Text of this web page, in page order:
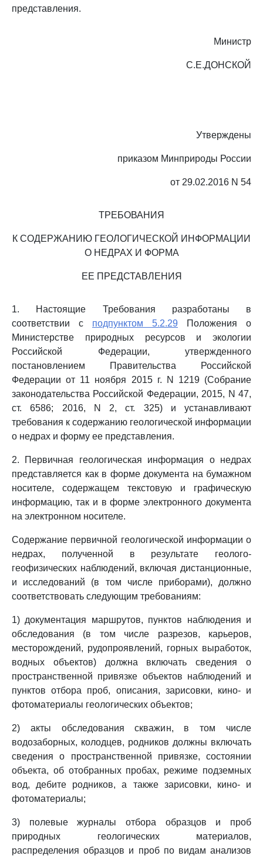
представления.
Министр
С.Е.ДОНСКОЙ
Утверждены
приказом Минприроды России
от 29.02.2016 N 54
ТРЕБОВАНИЯ
К СОДЕРЖАНИЮ ГЕОЛОГИЧЕСКОЙ ИНФОРМАЦИИ
О НЕДРАХ И ФОРМА
ЕЕ ПРЕДСТАВЛЕНИЯ
1. Настоящие Требования разработаны в
соответствии с подпунктом 5.2.29 Положения о
Министерстве природных ресурсов и экологии
Российской Федерации, утвержденного
постановлением Правительства Российской
Федерации от 11 ноября 2015 г. N 1219 (Собрание
законодательства Российской Федерации, 2015, N 47,
ст. 6586; 2016, N 2, ст. 325) и устанавливают
требования к содержанию геологической информации
о недрах и форму ее представления.
2. Первичная геологическая информация о недрах
представляется как в форме документа на бумажном
носителе, содержащем текстовую и графическую
информацию, так и в форме электронного документа
на электронном носителе.
Содержание первичной геологической информации о
недрах, полученной в результате геолого-
геофизических наблюдений, включая дистанционные,
и исследований (в том числе приборами), должно
соответствовать следующим требованиям:
1) документация маршрутов, пунктов наблюдения и
обследования (в том числе разрезов, карьеров,
месторождений, рудопроявлений, горных выработок,
водных объектов) должна включать сведения о
пространственной привязке объектов наблюдений и
пунктов отбора проб, описания, зарисовки, кино- и
фотоматериалы геологических объектов;
2) акты обследования скважин, в том числе
водозаборных, колодцев, родников должны включать
сведения о пространственной привязке, состоянии
объекта, об отобранных пробах, режиме подземных
вод, дебите родников, а также зарисовки, кино- и
фотоматериалы;
3) полевые журналы отбора образцов и проб
природных геологических материалов,
распределения образцов и проб по видам анализов